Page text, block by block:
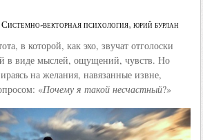
Системно-векторная психология, юрий бурлан
в которой, как эхо, звучат отголоски
в виде мыслей, ощущений, чувств. Но
на желания, навязанные извне,
«Почему я такой несчастный?»